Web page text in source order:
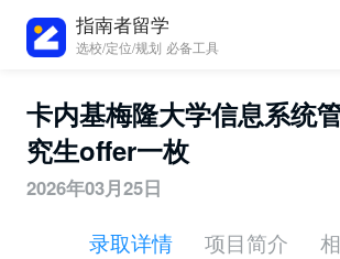
指南者留学
选校/定位/规划 必备工具
卡内基梅隆大学信息系统
究生offer一枚
2026年03月25日
录取详情 项目简介